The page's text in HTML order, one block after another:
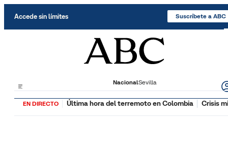
Accede sin límites Suscríbete a ABC
NacionalSevilla
EN DIRECTO Última hora del terremoto en Colombia Crisis